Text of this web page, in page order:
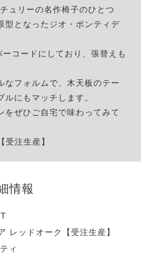
ュリーの名作椅子のひとつ
型となったジオ・ポンティデ
コードにしており、張替えも
なフォルムで、木天板のテー
にもマッチします。
をぜひご自宅で味わってみて
注生産】
情報
レッドオーク【受注生産】
ィ